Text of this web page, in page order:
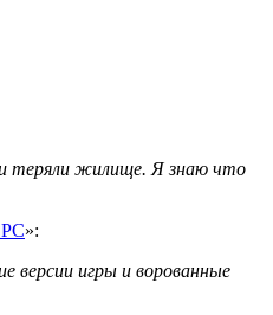
и теряли жилище. Я знаю что
»:
версии игры и ворованные